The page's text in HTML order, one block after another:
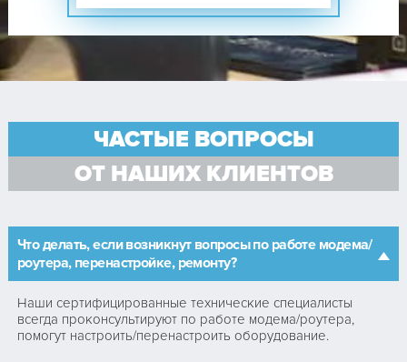
ЧАСТЫЕ ВОПРОСЫ
ОТ НАШИХ КЛИЕНТОВ
Что делать, если возникнут вопросы по работе модема/
роутера, перенастройке, ремонту?
Наши сертифицированные технические специалисты
всегда проконсультируют по работе модема/роутера,
помогут настроить/перенастроить оборудование.